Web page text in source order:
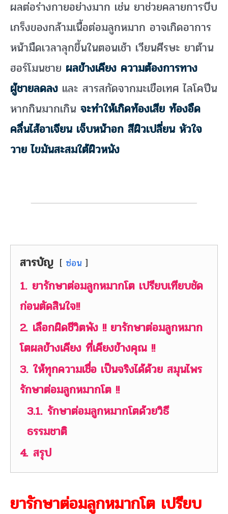
ผลต่อร่างกายอย่างมาก เช่น ยาช่วยคลายการบีบ
เกร็งของกล้ามเนื้อต่อมลูกหมาก อาจเกิดอาการ
หน้ามืดเวลาลุกขึ้นในตอนเช้า เวียนศีรษะ ยาต้าน
ฮอร์โมนชาย ผลข้างเคียง ความต้องการทาง
ผู้ชายลดลง และ สารสกัดจากมะเขือเทศ ไลโคปีน
หากกินมากเกิน จะทำให้เกิดท้องเสีย ท้องอืด
คลื่นไส้อาเจียน เจ็บหน้าอก สีผิวเปลี่ยน หัวใจ
วาย ไขมันสะสมใต้ผิวหนัง
สารบัญ ซ่อน
1. ยารักษาต่อมลูกหมากโต เปรียบเทียบชัด
ก่อนตัดสินใจ!!
2. เลือกผิดชีวิตพัง !! ยารักษาต่อมลูกหมาก
โตผลข้างเคียง ที่เคียงข้างคุณ !!
3. ให้ทุกความเชื่อ เป็นจริงได้ด้วย สมุนไพร
รักษาต่อมลูกหมากโต !!
3.1. รักษาต่อมลูกหมากโตด้วยวิธี
ธรรมชาติ
4. สรุป
ยารักษาต่อมลูกหมากโต เปรียบ